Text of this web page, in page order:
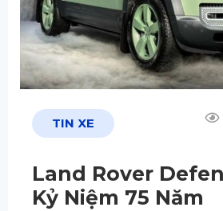
TIN XE
Land Rover
Kỷ Niệm 75 Năm